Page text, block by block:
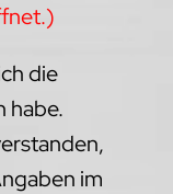
die
habe.
im